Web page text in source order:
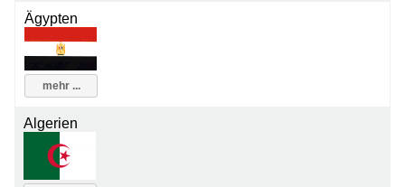
Ägypten
mehr ...
Algerien